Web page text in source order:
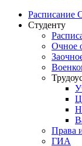
Расписание
Студенту
Очное
Права
ГИА